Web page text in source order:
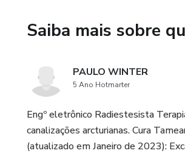
Saiba mais sobre
PAULO WINTER
5 Ano Hotmarter
Engº eletrônico Radiestesista
canalizações arcturianas. Cura
(atualizado em Janeiro de 2023):